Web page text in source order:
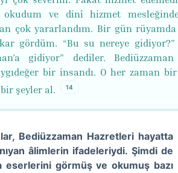
okudum ve dinî hizmet
çok yararlandım. Bir gün
gördüm. “Bu su nereye gidiyor?”
gidiyor” dediler.
bir insandı. O her zaman bir
şeyler al.
14
Bediüzzaman Hazretleri hayatta
âlimlerin ifadeleriydi. Şimdi de
eserlerini görmüş ve okumuş bazı